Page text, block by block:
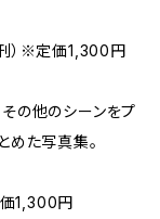
）※定価1,300円
の他のシーンをプ
めた写真集。
1,300円